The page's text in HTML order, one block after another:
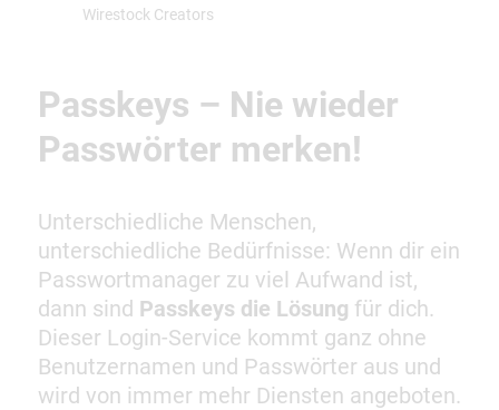
Wirestock Creators
Passkeys – Nie wieder
Passwörter merken!
Unterschiedliche Menschen,
unterschiedliche Bedürfnisse: Wenn dir ein
Passwortmanager zu viel Aufwand ist,
dann sind Passkeys die Lösung für dich.
Dieser Login-Service kommt ganz ohne
Benutzernamen und Passwörter aus und
wird von immer mehr Diensten angeboten.